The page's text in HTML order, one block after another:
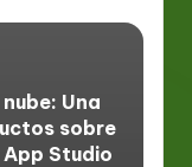
Una
sobre
Studio